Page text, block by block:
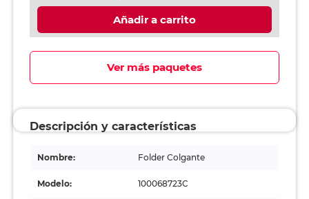
Añadir a carrito
Ver más paquetes
Descripción y características
Nombre: Folder Colgante
Modelo: 100068723C